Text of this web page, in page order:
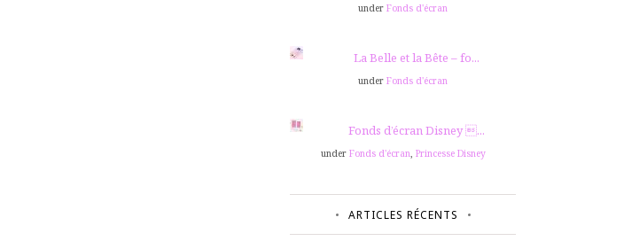
under Fonds d'écran
La Belle et la Bête – fo...
under Fonds d'écran
Fonds d’écran Disney ...
under Fonds d'écran Princesse Disney
ARTICLES RÉCENTS